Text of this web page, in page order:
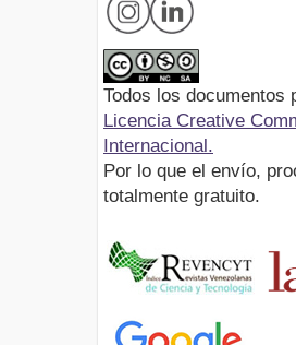
Todos los documentos
Licencia Creative
Internacional.
Por lo que el envío,
totalmente gratuito.